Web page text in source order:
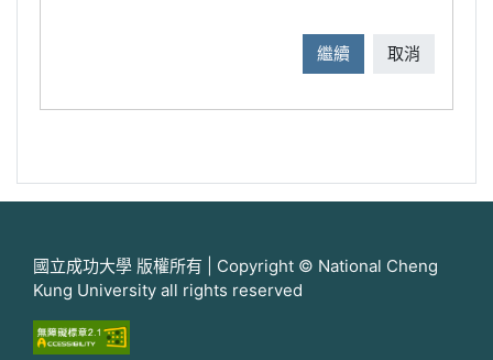
繼續 取消
國立成功大學 版權所有 | Copyright © National Cheng
Kung University all rights reserved